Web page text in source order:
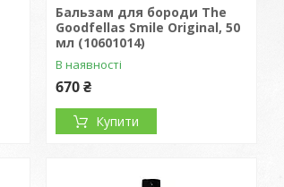
Бальзам для бороди The
Goodfellas Smile Original, 50
мл (10601014)
В наявності
670 ₴
Купити